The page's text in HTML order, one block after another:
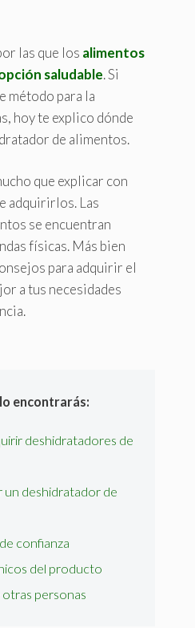
las que los alimentos
saludable. Si
método para la
hoy te explico dónde
de alimentos.
que explicar con
adquirirlos. Las
se encuentran
físicas. Más bien
para adquirir el
a tus necesidades
encontrarás:
deshidratadores de
un deshidratador de
confianza
del producto
personas